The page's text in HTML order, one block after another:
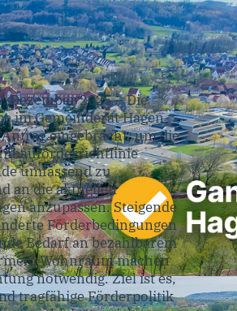
Dezember 2025 – Die
im Gemeinderat Hagen
Antrag eingebracht, um die
umfassend zu
an die aktuellen
anzupassen. Steigende
Förderbedingungen
Bedarf an bezahlbarem
Wohnraum machen
notwendig. Ziel ist es,
tragfähige Förderpolitik